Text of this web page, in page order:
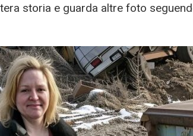
storia e guarda altre foto